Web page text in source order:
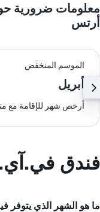
معلومات ضرورية
أرتس
الموسم المنخفض
أبريل
أرخص شهر للإقامة مع
فندق
ما هو الشهر الذي يتوفر